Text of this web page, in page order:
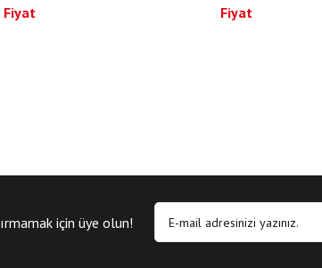
Fiyat
Fiyat
için üye olun!